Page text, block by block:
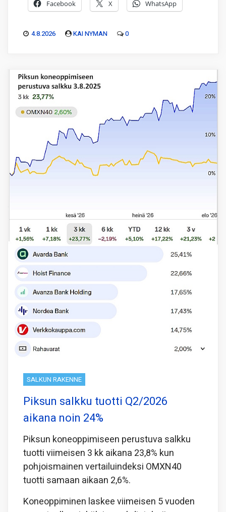
Facebook X WhatsApp
4.8.2026 KAI NYMAN 0
SALKUN RAKENNE
Piksun salkku tuotti Q2/2026
aikana noin 24%
Piksun koneoppimiseen perustuva salkku
tuotti viimeisen 3 kk aikana 23,8% kun
pohjoismainen vertailuindeksi OMXN40
tuotti samaan aikaan 2,6%.
Koneoppiminen laskee viimeisen 5 vuoden